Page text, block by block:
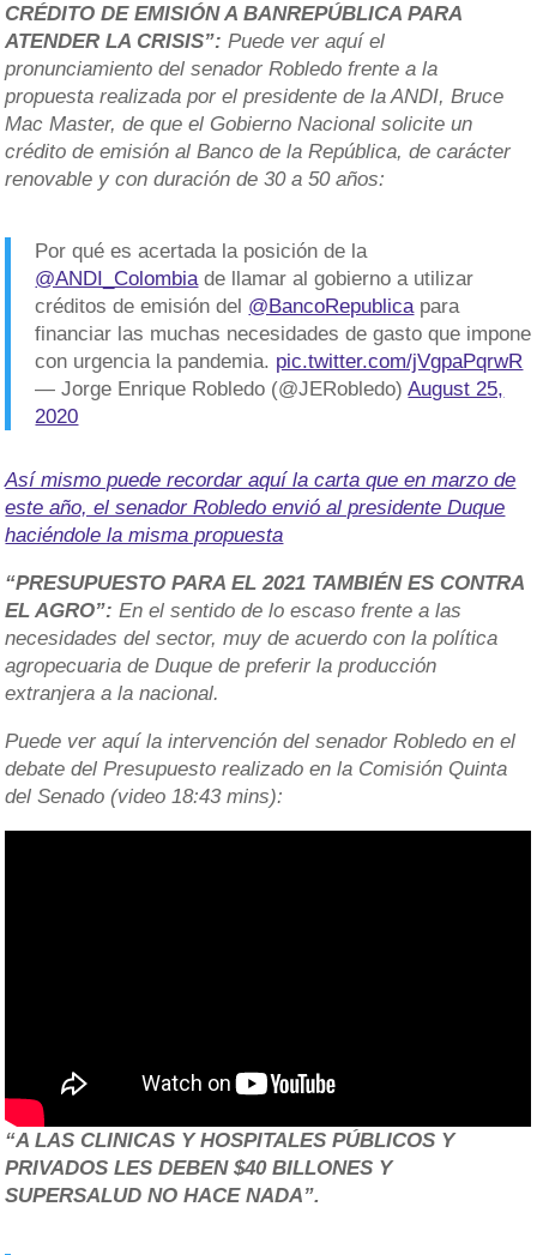
CRÉDITO DE EMISIÓN A BANREPÚBLICA PARA
ATENDER LA CRISIS”:Puede ver aquí el
pronunciamiento del senador Robledo frente a la
propuesta realizada por el presidente de la ANDI, Bruce
Mac Master, de que el Gobierno Nacional solicite un
crédito de emisión al Banco de la República, de carácter
renovable y con duración de 30 a 50 años:
Por qué es acertada la posición de la
@ANDI_Colombiade llamar al gobierno a utilizar
créditos de emisión del @BancoRepublicapara
financiar las muchas necesidades de gasto que impone
con urgencia la pandemia. pic.twitter.com/jVgpaPqrwR
— Jorge Enrique Robledo (@JERobledo)August 25,
2020
Así mismo puede recordar aquí la carta que en marzo de
este año, el senador Robledo envió al presidente Duque
haciéndole la misma propuesta
“PRESUPUESTO PARA EL 2021 TAMBIÉN ES CONTRA
EL AGRO”: En el sentido de lo escaso frente a las
necesidades del sector, muy de acuerdo con la política
agropecuaria de Duque de preferir la producción
extranjera a la nacional.
Puede ver aquí la intervención del senador Robledo en el
debate del Presupuesto realizado en la Comisión Quinta
del Senado (video 18:43 mins):
“A LAS CLINICAS Y HOSPITALES PÚBLICOS Y
PRIVADOS LES DEBEN $40 BILLONES Y
SUPERSALUD NO HACE NADA”.